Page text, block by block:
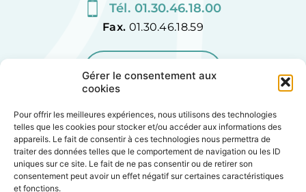
Gérer le consentement aux
cookies
Pour offrir les meilleures expériences, nous utilisons des technologies
telles que les cookies pour stocker et/ou accéder aux informations des
appareils. Le fait de consentir à ces technologies nous permettra de
traiter des données telles que le comportement de navigation ou les ID
uniques sur ce site. Le fait de ne pas consentir ou de retirer son
consentement peut avoir un effet négatif sur certaines caractéristiques
et fonctions.
Tél. 01.30.46.18.00
Fax. 01.30.46.18.59
CONTACTEZ-NOUS
Plan de site
Accessibilité